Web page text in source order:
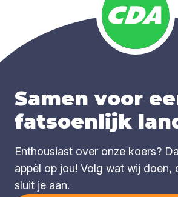
Samen voor
fatsoenlijk
Enthousiast over onze koers?
appèl op jou! Volg wat wij doen,
sluit je aan.